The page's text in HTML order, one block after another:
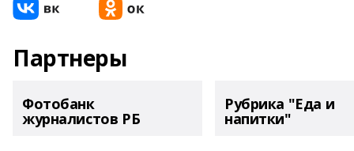
Партнеры
Фотобанк
журналистов РБ
Рубрика "Еда и
напитки"